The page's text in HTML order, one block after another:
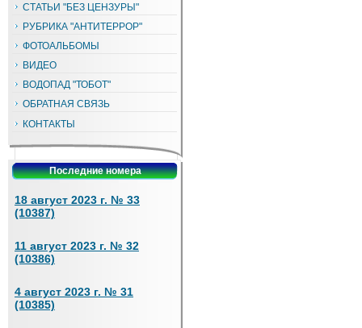
СТАТЬИ "БЕЗ ЦЕНЗУРЫ"
РУБРИКА "АНТИТЕРРОР"
ФОТОАЛЬБОМЫ
ВИДЕО
ВОДОПАД "ТОБОТ"
ОБРАТНАЯ СВЯЗЬ
КОНТАКТЫ
Последние номера
18 август 2023 г. № 33
(10387)
11 август 2023 г. № 32
(10386)
4 август 2023 г. № 31
(10385)